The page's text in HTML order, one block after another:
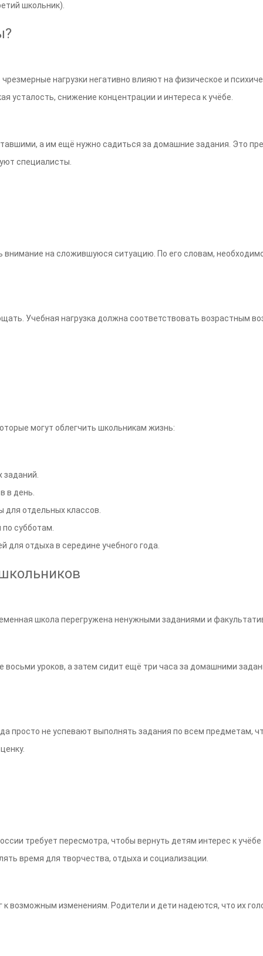
школьник).
нагрузки негативно влияют на физическое и
усталость, снижение концентрации и интереса к учёбе.
а им ещё нужно садиться за домашние задания. Это
специалисты.
внимание на сложившуюся ситуацию. По его словам,
Учебная нагрузка должна соответствовать возрастным
могут облегчить школьникам жизнь:
в день.
отдельных классов.
субботам.
для отдыха в середине учебного года.
школа перегружена ненужными заданиями и
восьми уроков, а затем сидит ещё три часа за домашними
просто не успевают выполнять задания по всем предметам,
требует пересмотра, чтобы вернуть детям интерес к
время для творчества, отдыха и социализации.
возможным изменениям. Родители и дети надеются, что их